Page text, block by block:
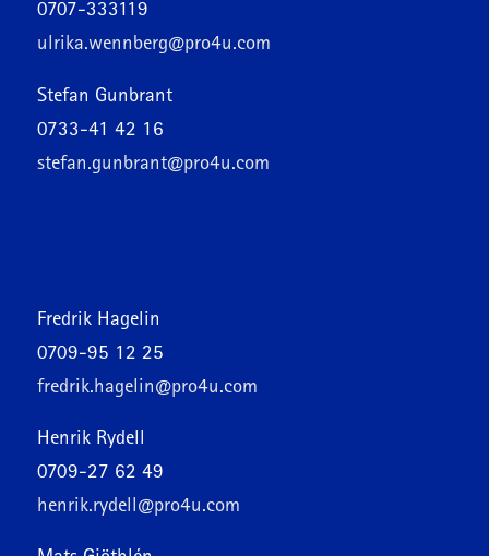
0707-333119
ulrika.wennberg@pro4u.com
Stefan Gunbrant
0733-41 42 16
stefan.gunbrant@pro4u.com
Fredrik Hagelin
0709-95 12 25
fredrik.hagelin@pro4u.com
Henrik Rydell
0709-27 62 49
henrik.rydell@pro4u.com